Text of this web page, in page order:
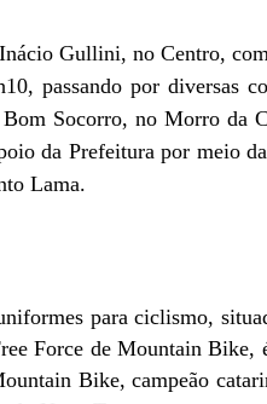
Gullini, no Centro,
passando por diversas
Socorro, no Morro da
da Prefeitura por meio
Lama.
para ciclismo,
Force de Mountain
Bike, campeão